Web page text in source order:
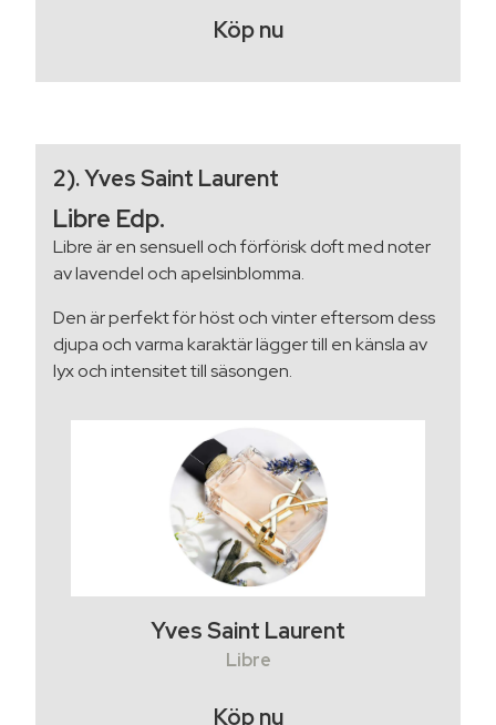
Köp nu
2). Yves Saint Laurent
Libre Edp.
Libre är en sensuell och förförisk doft med noter
av lavendel och apelsinblomma.
Den är perfekt för höst och vinter eftersom dess
djupa och varma karaktär lägger till en känsla av
lyx och intensitet till säsongen.
Yves Saint Laurent
Libre
Köp nu